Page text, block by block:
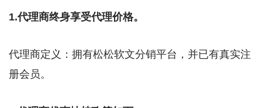
1.代理商终身享受代理价格。
代理商定义：拥有松松软文分销平台，并已有真实注
册会员。